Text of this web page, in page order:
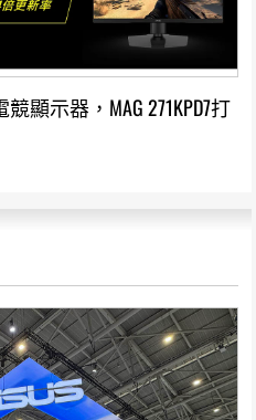
競顯示器，MAG 271KPD7打